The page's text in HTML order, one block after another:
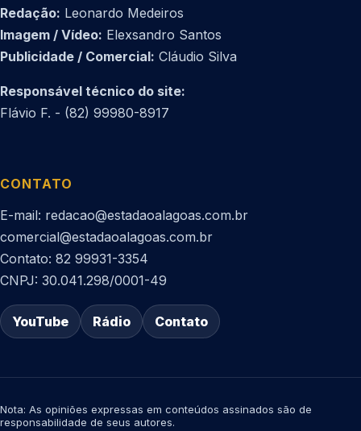
Redação: Leonardo Medeiros
Imagem / Vídeo: Elexsandro Santos
Publicidade / Comercial: Cláudio Silva
Responsável técnico do site:
Flávio F. - (82) 99980-8917
CONTATO
E-mail: redacao@estadaoalagoas.com.br
comercial@estadaoalagoas.com.br
Contato: 82 99931-3354
CNPJ: 30.041.298/0001-49
YouTube Rádio Contato
Nota: As opiniões expressas em conteúdos assinados são de
responsabilidade de seus autores.